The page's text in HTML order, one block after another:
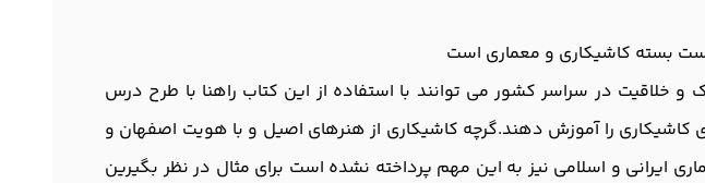
است بسته کاشیکاری و معماری است
خلاقیت در سراسر کشور می توانند با استفاده از این کتاب راهنا با طرح درس
را آموزش دهند.گرچه کاشیکاری از هنرهای اصیل و با هویت اصفهان و
ایرانی و اسلامی نیز به این مهم پرداخته نشده است برای مثال در نظر بگیرین